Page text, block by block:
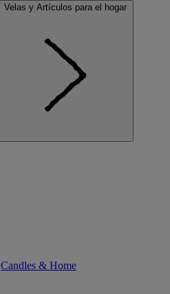
Velas y Artículos para el hogar
Candles & Home